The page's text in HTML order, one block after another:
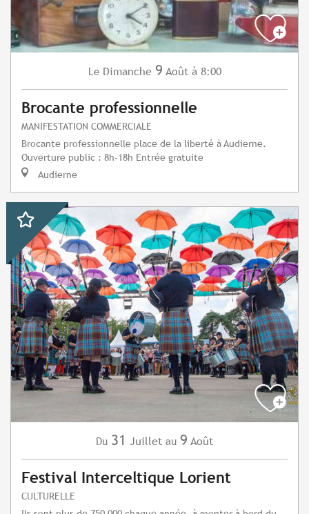
Le Dimanche 9 Août à 8:00
Brocante professionnelle
MANIFESTATION COMMERCIALE
Brocante professionnelle place de la liberté à Audierne.
Ouverture public : 8h-18h Entrée gratuite
Audierne
Du 31 Juillet au 9 Août
Festival Interceltique Lorient
CULTURELLE